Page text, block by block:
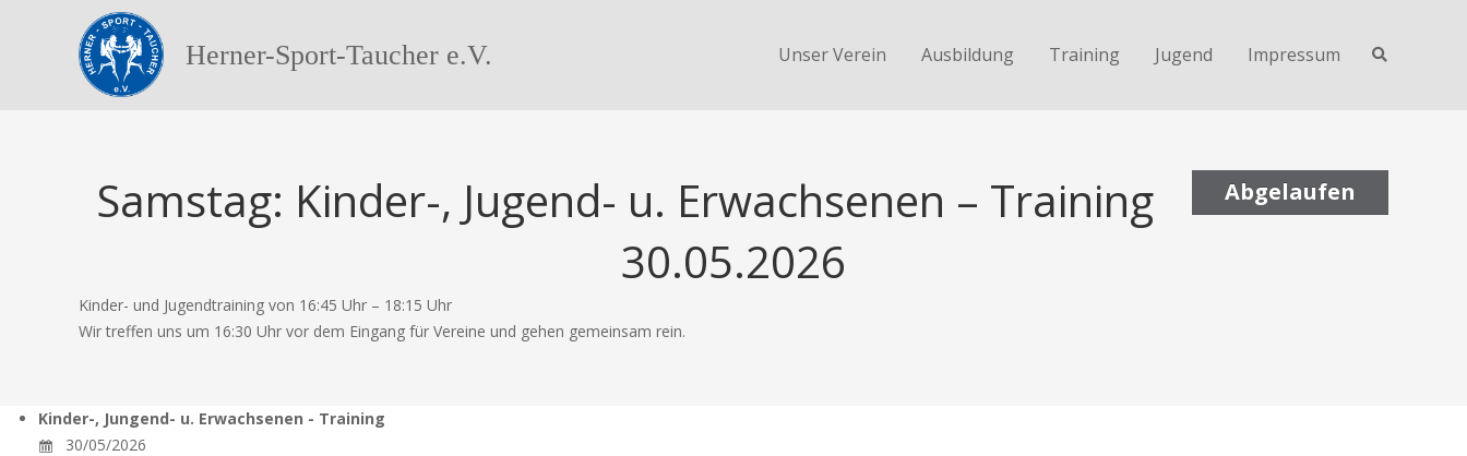
Herner-Sport-Taucher e.V. Unser Verein Ausbildung Training Jugend Impressum
Abgelaufen
Samstag: Kinder-, Jugend- u. Erwachsenen – Training
30.05.2026
Kinder- und Jugendtraining von 16:45 Uhr – 18:15 Uhr
Wir treffen uns um 16:30 Uhr vor dem Eingang für Vereine und gehen gemeinsam rein.
Kinder-, Jungend- u. Erwachsenen - Training
30/05/2026